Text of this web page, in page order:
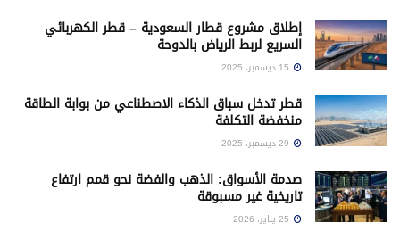
إطلاق مشروع قطار السعودية – قطر الكهربائي
السريع لربط الرياض بالدوحة
قطر تدخل سباق الذكاء الاصطناعي من بوابة الطاقة
منخفضة التكلفة
صدمة الأسواق: الذهب والفضة نحو قمم ارتفاع
تاريخية غير مسبوقة